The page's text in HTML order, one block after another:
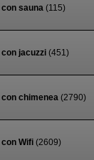
sauna (115)
jacuzzi (451)
chimenea (2790)
Wifi (2609)